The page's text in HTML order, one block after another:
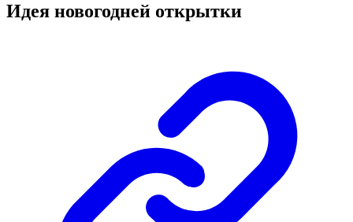
Идея новогодней открытки